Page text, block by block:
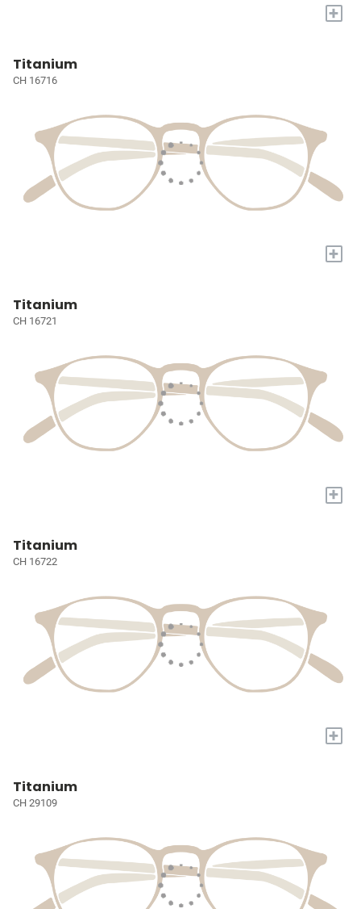
+
Titanium
CH 16716
+
Titanium
CH 16721
+
Titanium
CH 16722
+
Titanium
CH 29109